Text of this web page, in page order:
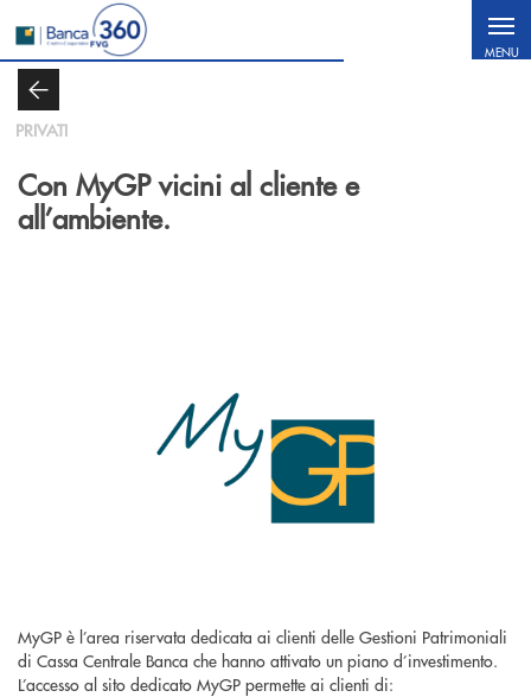
Salta al contenuto principale
MENU
PRIVATI
Con MyGP vicini al cliente e
all’ambiente.
MyGP è l’area riservata dedicata ai clienti delle Gestioni Patrimoniali
di Cassa Centrale Banca che hanno attivato un piano d’investimento.
L’accesso al sito dedicato MyGP permette ai clienti di: